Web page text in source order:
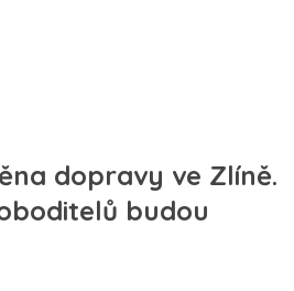
dopravy ve Zlíně.
budou